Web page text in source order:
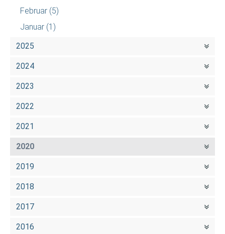
Februar (5)
Januar (1)
2025
2024
2023
2022
2021
2020
2019
2018
2017
2016